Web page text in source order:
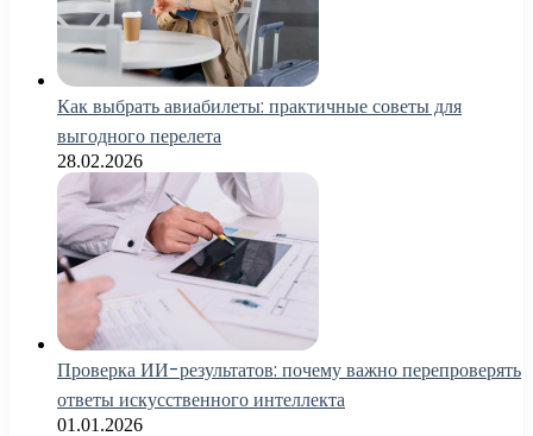
Как выбрать авиабилеты: практичные советы для
выгодного перелета
28.02.2026
Проверка ИИ-результатов: почему важно перепроверять
ответы искусственного интеллекта
01.01.2026